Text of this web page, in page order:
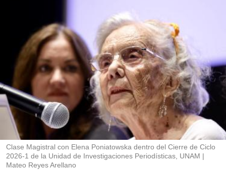
d
e
c
m
a
r
Clase Magistral con Elena Poniatowska dentro del Cierre de Ciclo
2026-1 de la Unidad de Investigaciones Periodísticas, UNAM
Mateo Reyes Arellano